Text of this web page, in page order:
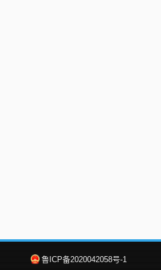
鲁ICP备2020042058号-1